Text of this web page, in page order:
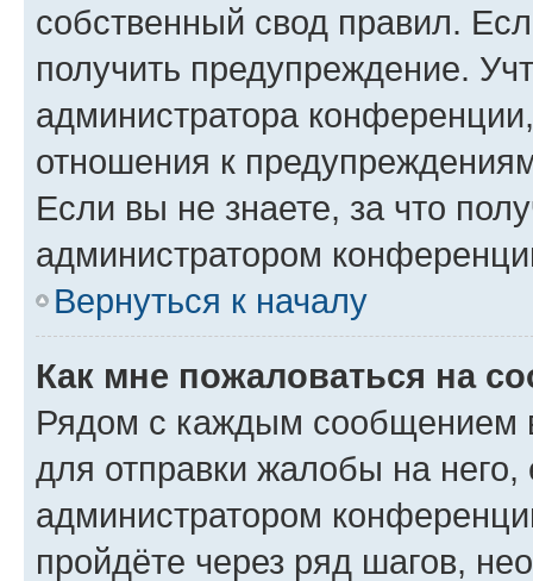
собственный свод правил.
получить предупреждение.
администратора
отношения к
Если вы не знаете, за что
администратором
Вернуться к началу
Как мне пожаловаться на
Рядом с каждым сообщением
для отправки жалобы на
администратором
пройдёте через ряд шагов,